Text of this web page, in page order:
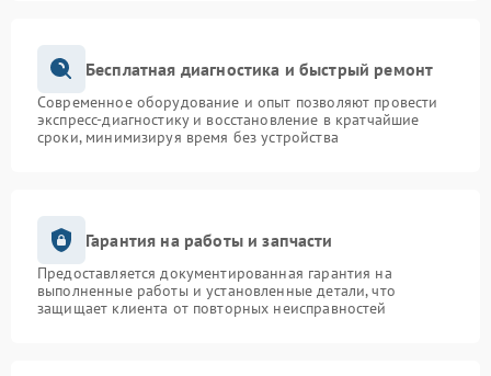
Бесплатная диагностика и быстрый ремонт
Современное оборудование и опыт позволяют провести
экспресс-диагностику и восстановление в кратчайшие
сроки, минимизируя время без устройства
Гарантия на работы и запчасти
Предоставляется документированная гарантия на
выполненные работы и установленные детали, что
защищает клиента от повторных неисправностей